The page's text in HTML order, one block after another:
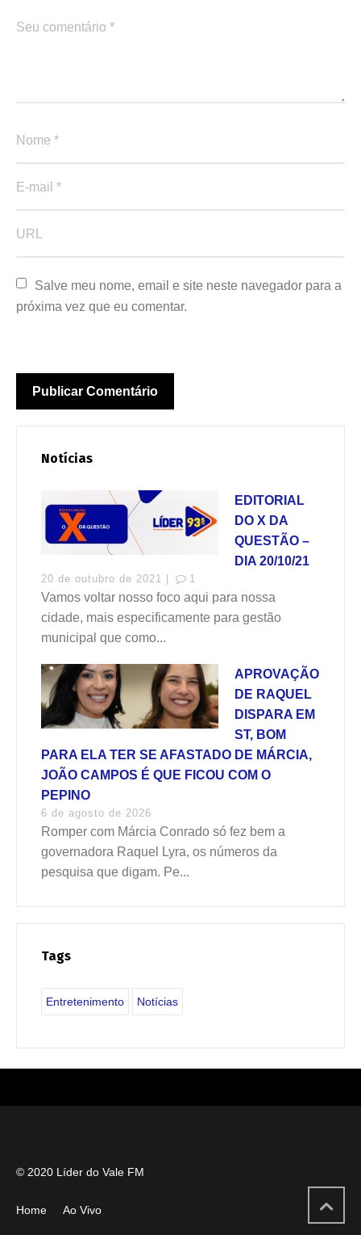
Salve meu nome, email e site neste navegador para a
próxima vez que eu comentar.
Notícias
EDITORIAL
DO X DA
QUESTÃO –
DIA 20/10/21
20 de outubro de 2021 | 1
Vamos voltar nosso foco aqui para nossa
cidade, mais especificamente para gestão
municipal que como...
APROVAÇÃO
DE RAQUEL
DISPARA EM
ST, BOM
PARA ELA TER SE AFASTADO DE MÁRCIA,
JOÃO CAMPOS É QUE FICOU COM O
PEPINO
6 de agosto de 2026
Romper com Márcia Conrado só fez bem a
governadora Raquel Lyra, os números da
pesquisa que digam. Pe...
Tags
Entretenimento Notícias
© 2020 Líder do Vale FM
Home Ao Vivo